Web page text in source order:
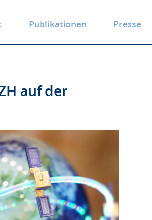
Publikationen Presse
auf der